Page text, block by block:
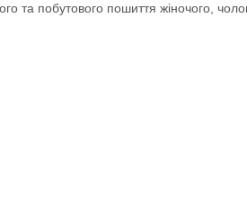
та побутового пошиття жіночого,